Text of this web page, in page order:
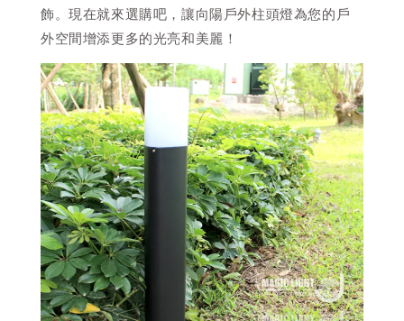
飾。現在就來選購吧，讓向陽戶外柱頭燈為您的戶
外空間增添更多的光亮和美麗！